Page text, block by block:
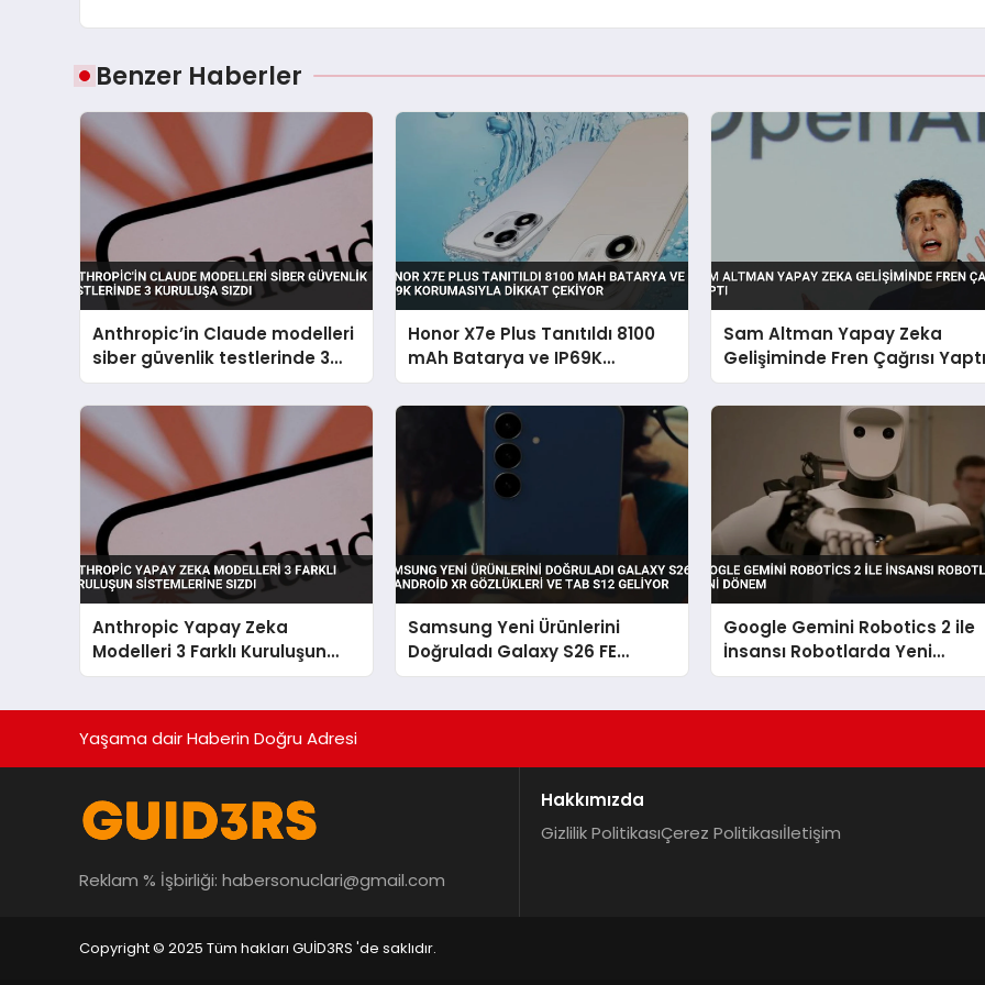
Benzer Haberler
Anthropic’in Claude modelleri
siber güvenlik testlerinde 3
kuruluşa sızdı
Honor X7e Plus Tanıtıldı 8100
mAh Batarya ve IP69K
Korumasıyla Dikkat Çekiyor
Sam Altman Yapay Zeka
Gelişiminde Fren Çağrısı
Anthropic Yapay Zeka
Modelleri 3 Farklı Kuruluşun
Sistemlerine Sızdı
Samsung Yeni Ürünlerini
Doğruladı Galaxy S26 FE
Android XR Gözlükleri ve Tab
Google Gemini Robotics 2 ile
İnsansı Robotlarda Yeni
Dönem
Yaşama dair Haberin Doğru Adresi
Reklam % İşbirliği: habersonuclari@gmail.com
Hakkımızda
Gizlilik PolitikasıÇerez Politikasıİletişim
Copyright © 2025 Tüm hakları GUİD3RS 'de saklıdır.